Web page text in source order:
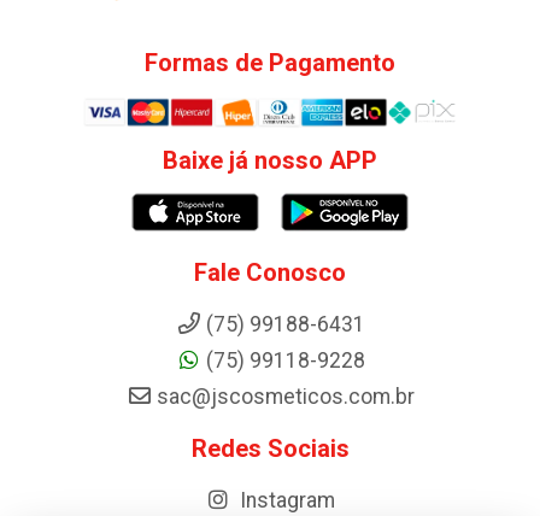
Formas de Pagamento
Baixe já nosso APP
Fale Conosco
(75) 99188-6431
(75) 99118-9228
sac@jscosmeticos.com.br
Redes Sociais
Instagram